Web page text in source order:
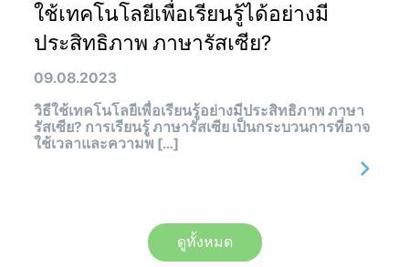
ใช้เทคโนโลยีเพื่อเรียนรู้ได้อย่างมี
ประสิทธิภาพ ภาษารัสเซีย?
09.08.2023
วิธีใช้เทคโนโลยีเพื่อเรียนรู้อย่างมีประสิทธิภาพ ภาษา
รัสเซีย? การเรียนรู้ ภาษารัสเซีย เป็นกระบวนการที่อาจ
ใช้เวลาและความพ […]
ดูทั้งหมด